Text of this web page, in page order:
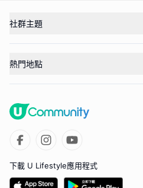
社群主題
熱門地點
下載 U Lifestyle應用程式